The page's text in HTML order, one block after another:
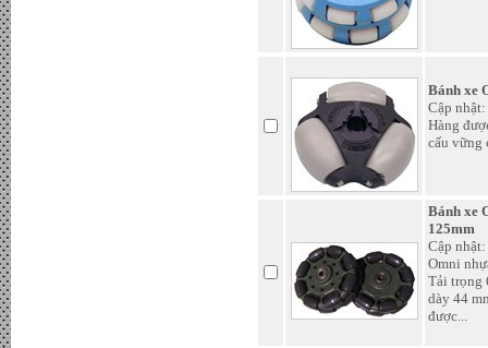
Bánh xe
Cập
Hàng
cấu vững
Bánh xe
125mm
Cập
Omni
Tải trọng
dày 44
được...